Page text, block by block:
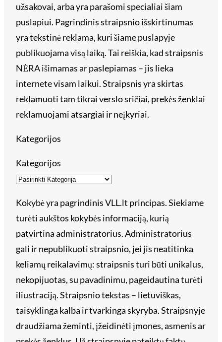
užsakovai, arba yra parašomi specialiai šiam
puslapiui. Pagrindinis straipsnio išskirtinumas
yra tekstinė reklama, kuri šiame puslapyje
publikuojama visą laiką. Tai reiškia, kad straipsnis
NĖRA išimamas ar paslepiamas – jis lieka
internete visam laikui. Straipsnis yra skirtas
reklamuoti tam tikrai verslo sričiai, prekės ženklai
reklamuojami atsargiai ir neįkyriai.
Kategorijos
Kategorijos
Kokybė yra pagrindinis VLL.lt principas. Siekiame
turėti aukštos kokybės informaciją, kurią
patvirtina administratorius. Administratorius
gali ir nepublikuoti straipsnio, jei jis neatitinka
keliamų reikalavimų: straipsnis turi būti unikalus,
nekopijuotas, su pavadinimu, pageidautina turėti
iliustraciją. Straipsnio tekstas – lietuviškas,
taisyklinga kalba ir tvarkinga skyryba. Straipsnyje
draudžiama žeminti, įžeidinėti įmones, asmenis ar